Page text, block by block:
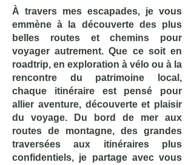
À travers mes escapades, je vous
emmène à la découverte des plus
belles routes et chemins pour
voyager autrement. Que ce soit en
roadtrip, en exploration à vélo ou à la
rencontre du patrimoine local,
chaque itinéraire est pensé pour
allier aventure, découverte et plaisir
du voyage. Du bord de mer aux
routes de montagne, des grandes
traversées aux itinéraires plus
confidentiels, je partage avec vous